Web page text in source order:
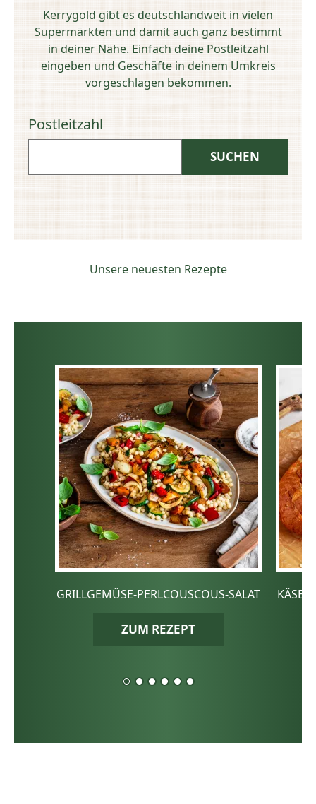
Kerrygold gibt es deutschlandweit in vielen
Supermärkten und damit auch ganz bestimmt
in deiner Nähe. Einfach deine Postleitzahl
eingeben und Geschäfte in deinem Umkreis
vorgeschlagen bekommen.
Postleitzahl
Unsere neuesten Rezepte
GRILLGEMÜSE-PERLCOUSCOUS-SALAT
ZUM REZEPT
KÄSE-